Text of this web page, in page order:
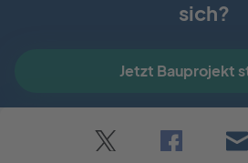
sich?
Jetzt Bauprojekt